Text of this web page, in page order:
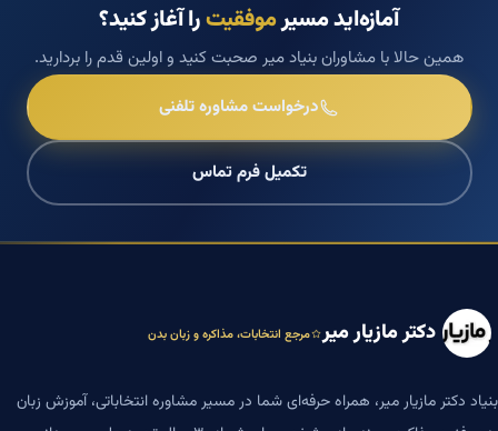
آمازه‌اید مسیرموفقیترا آغاز کنید؟
همین حالا با مشاوران بنیاد میر صحبت کنید و اولین قدم را بردارید.
درخواست مشاوره تلفنی
تکمیل فرم تماس
دکتر مازیار میر مرجع انتخابات، مذاکره و زبان بدن
بنیاد دکتر مازیار میر، همراه حرفه‌ای شما در مسیر مشاوره انتخاباتی، آموزش زبان